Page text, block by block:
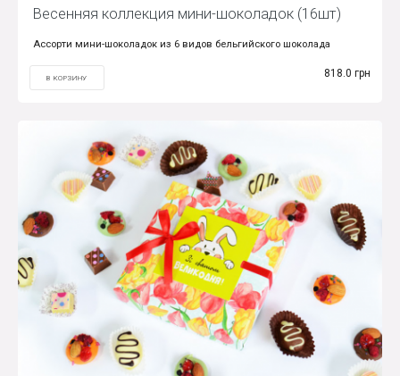
Весенняя коллекция мини-шоколадок (16шт)
Ассорти мини-шоколадок из 6 видов бельгийского шоколада
В КОРЗИНУ 818.0 грн